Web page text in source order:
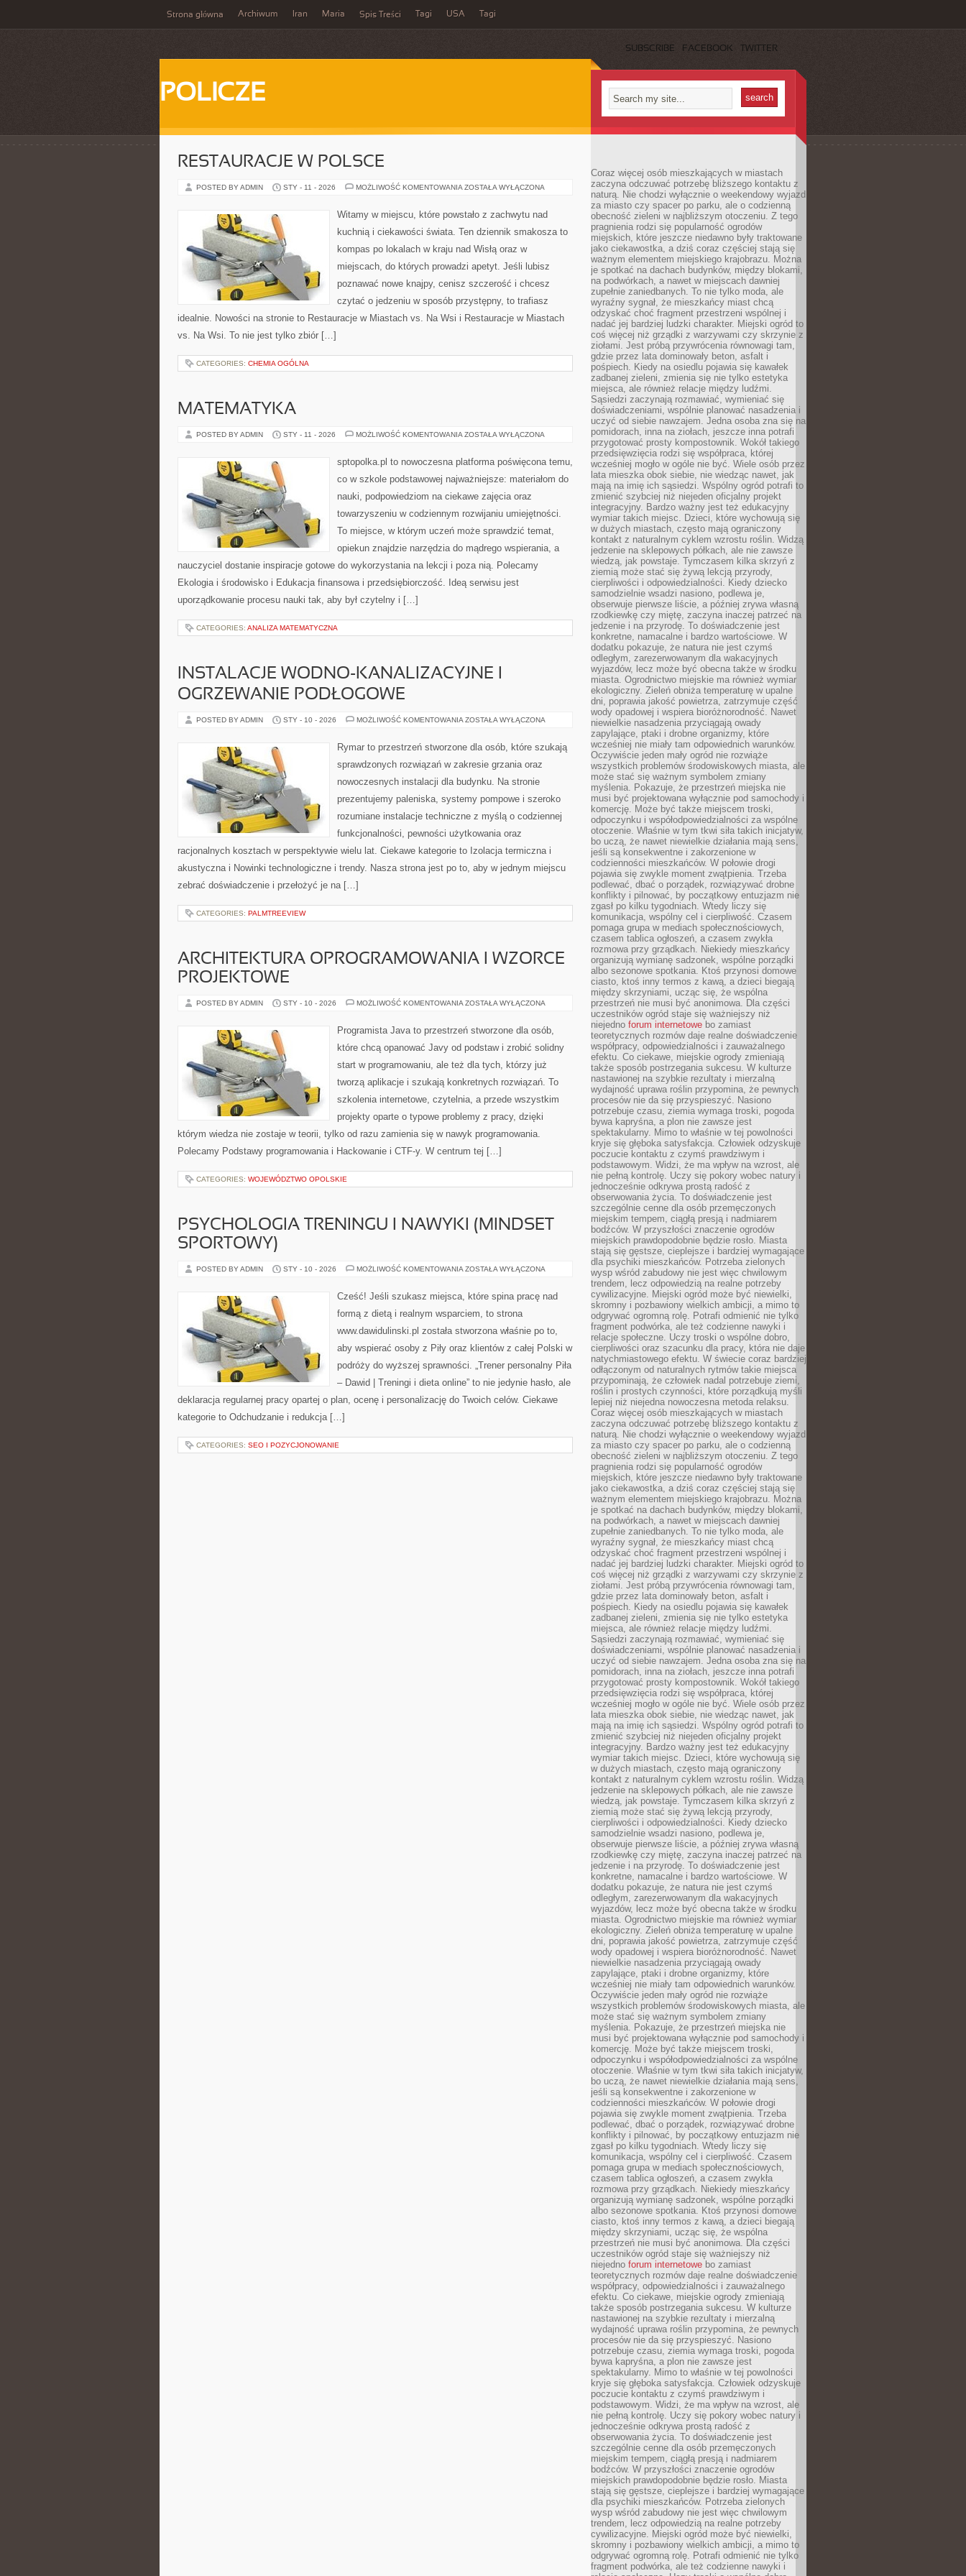
Strona główna Archiwum Iran Maria Spis Treści Tagi USA Tagi
SUBSCRIBE FACEBOOK TWITTER
POLICZE
RESTAURACJE W POLSCE
POSTED BY ADMIN STY - 11 - 2026 MOŻLIWOŚĆ KOMENTOWANIA RESTAURACJE
ZOSTAŁA WYŁĄCZONA
Witamy w miejscu, które powstało z zachwytu nad
kuchnią i ciekawości świata. Ten dziennik smakosza to
kompas po lokalach w kraju nad Wisłą oraz w
miejscach, do których prowadzi apetyt. Jeśli lubisz
poznawać nowe knajpy, cenisz szczerość i chcesz
czytać o jedzeniu w sposób przystępny, to trafiasz
idealnie. Nowości na stronie to Restauracje w Miastach vs. Na Wsi i Restauracje w Miastach
vs. Na Wsi. To nie jest tylko zbiór […]
CATEGORIES: CHEMIA OGÓLNA
MATEMATYKA
POSTED BY ADMIN STY - 11 - 2026 MOŻLIWOŚĆ KOMENTOWANIA MATEMATYKA
ZOSTAŁA WYŁĄCZONA
sptopolka.pl to nowoczesna platforma poświęcona temu,
co w szkole podstawowej najważniejsze: materiałom do
nauki, podpowiedziom na ciekawe zajęcia oraz
towarzyszeniu w codziennym rozwijaniu umiejętności.
To miejsce, w którym uczeń może sprawdzić temat,
opiekun znajdzie narzędzia do mądrego wspierania, a
nauczyciel dostanie inspiracje gotowe do wykorzystania na lekcji i poza nią. Polecamy
Ekologia i środowisko i Edukacja finansowa i przedsiębiorczość. Ideą serwisu jest
uporządkowanie procesu nauki tak, aby był czytelny i […]
CATEGORIES: ANALIZA MATEMATYCZNA
INSTALACJE WODNO-KANALIZACYJNE I
OGRZEWANIE PODŁOGOWE
POSTED BY ADMIN STY - 10 - 2026 MOŻLIWOŚĆ KOMENTOWANIA INSTALACJE
OGRZEWANIE
ZOSTAŁA WYŁĄCZONA
Rymar to przestrzeń stworzone dla osób, które szukają
sprawdzonych rozwiązań w zakresie grzania oraz
nowoczesnych instalacji dla budynku. Na stronie
prezentujemy paleniska, systemy pompowe i szeroko
rozumiane instalacje techniczne z myślą o codziennej
funkcjonalności, pewności użytkowania oraz
racjonalnych kosztach w perspektywie wielu lat. Ciekawe kategorie to Izolacja termiczna i
akustyczna i Nowinki technologiczne i trendy. Nasza strona jest po to, aby w jednym miejscu
zebrać doświadczenie i przełożyć je na […]
CATEGORIES: PALMTREEVIEW
ARCHITEKTURA OPROGRAMOWANIA I WZORCE
PROJEKTOWE
POSTED BY ADMIN STY - 10 - 2026 MOŻLIWOŚĆ KOMENTOWANIA ARCHITEKTURA
WZORCE
PROJEKTOWE
ZOSTAŁA WYŁĄCZONA
Programista Java to przestrzeń stworzone dla osób,
które chcą opanować Javy od podstaw i zrobić solidny
start w programowaniu, ale też dla tych, którzy już
tworzą aplikacje i szukają konkretnych rozwiązań. To
szkolenia internetowe, czytelnia, a przede wszystkim
projekty oparte o typowe problemy z pracy, dzięki
którym wiedza nie zostaje w teorii, tylko od razu zamienia się w nawyk programowania.
Polecamy Podstawy programowania i Hackowanie i CTF-y. W centrum tej […]
CATEGORIES: WOJEWÓDZTWO OPOLSKIE
PSYCHOLOGIA TRENINGU I NAWYKI (MINDSET
SPORTOWY)
POSTED BY ADMIN STY - 10 - 2026 MOŻLIWOŚĆ KOMENTOWANIA PSYCHOLOGIA
NAWYKI
(MINDSET
ZOSTAŁA WYŁĄCZONA
Cześć! Jeśli szukasz miejsca, które spina pracę nad
formą z dietą i realnym wsparciem, to strona
www.dawidulinski.pl została stworzona właśnie po to,
aby wspierać osoby z Piły oraz klientów z całej Polski w
podróży do wyższej sprawności. „Trener personalny Piła
– Dawid | Treningi i dieta online” to nie jedynie hasło, ale
deklaracja regularnej pracy opartej o plan, ocenę i personalizację do Twoich celów. Ciekawe
kategorie to Odchudzanie i redukcja […]
CATEGORIES: SEO I POZYCJONOWANIE
Coraz więcej osób mieszkających w miastach
zaczyna odczuwać potrzebę bliższego kontaktu z
naturą. Nie chodzi wyłącznie o weekendowy wyjazd
za miasto czy spacer po parku, ale o codzienną
obecność zieleni w najbliższym otoczeniu. Z tego
pragnienia rodzi się popularność ogrodów
miejskich, które jeszcze niedawno były traktowane
jako ciekawostka, a dziś coraz częściej stają się
ważnym elementem miejskiego krajobrazu. Można
je spotkać na dachach budynków, między blokami,
na podwórkach, a nawet w miejscach dawniej
zupełnie zaniedbanych. To nie tylko moda, ale
wyraźny sygnał, że mieszkańcy miast chcą
odzyskać choć fragment przestrzeni wspólnej i
nadać jej bardziej ludzki charakter. Miejski ogród to
coś więcej niż grządki z warzywami czy skrzynie z
ziołami. Jest próbą przywrócenia równowagi tam,
gdzie przez lata dominowały beton, asfalt i
pośpiech. Kiedy na osiedlu pojawia się kawałek
zadbanej zieleni, zmienia się nie tylko estetyka
miejsca, ale również relacje między ludźmi.
Sąsiedzi zaczynają rozmawiać, wymieniać się
doświadczeniami, wspólnie planować nasadzenia i
uczyć od siebie nawzajem. Jedna osoba zna się na
pomidorach, inna na ziołach, jeszcze inna potrafi
przygotować prosty kompostownik. Wokół takiego
przedsięwzięcia rodzi się współpraca, której
wcześniej mogło w ogóle nie być. Wiele osób przez
lata mieszka obok siebie, nie wiedząc nawet, jak
mają na imię ich sąsiedzi. Wspólny ogród potrafi to
zmienić szybciej niż niejeden oficjalny projekt
integracyjny. Bardzo ważny jest też edukacyjny
wymiar takich miejsc. Dzieci, które wychowują się
w dużych miastach, często mają ograniczony
kontakt z naturalnym cyklem wzrostu roślin. Widzą
jedzenie na sklepowych półkach, ale nie zawsze
wiedzą, jak powstaje. Tymczasem kilka skrzyń z
ziemią może stać się żywą lekcją przyrody,
cierpliwości i odpowiedzialności. Kiedy dziecko
samodzielnie wsadzi nasiono, podlewa je,
obserwuje pierwsze liście, a później zrywa własną
rzodkiewkę czy miętę, zaczyna inaczej patrzeć na
jedzenie i na przyrodę. To doświadczenie jest
konkretne, namacalne i bardzo wartościowe. W
dodatku pokazuje, że natura nie jest czymś
odległym, zarezerwowanym dla wakacyjnych
wyjazdów, lecz może być obecna także w środku
miasta. Ogrodnictwo miejskie ma również wymiar
ekologiczny. Zieleń obniża temperaturę w upalne
dni, poprawia jakość powietrza, zatrzymuje część
wody opadowej i wspiera bioróżnorodność. Nawet
niewielkie nasadzenia przyciągają owady
zapylające, ptaki i drobne organizmy, które
wcześniej nie miały tam odpowiednich warunków.
Oczywiście jeden mały ogród nie rozwiąże
wszystkich problemów środowiskowych miasta, ale
może stać się ważnym symbolem zmiany
myślenia. Pokazuje, że przestrzeń miejska nie
musi być projektowana wyłącznie pod samochody i
komercję. Może być także miejscem troski,
odpoczynku i współodpowiedzialności za wspólne
otoczenie. Właśnie w tym tkwi siła takich inicjatyw,
bo uczą, że nawet niewielkie działania mają sens,
jeśli są konsekwentne i zakorzenione w
codzienności mieszkańców. W połowie drogi
pojawia się zwykle moment zwątpienia. Trzeba
podlewać, dbać o porządek, rozwiązywać drobne
konflikty i pilnować, by początkowy entuzjazm nie
zgasł po kilku tygodniach. Wtedy liczy się
komunikacja, wspólny cel i cierpliwość. Czasem
pomaga grupa w mediach społecznościowych,
czasem tablica ogłoszeń, a czasem zwykła
rozmowa przy grządkach. Niekiedy mieszkańcy
organizują wymianę sadzonek, wspólne porządki
albo sezonowe spotkania. Ktoś przynosi domowe
ciasto, ktoś inny termos z kawą, a dzieci biegają
między skrzyniami, ucząc się, że wspólna
przestrzeń nie musi być anonimowa. Dla części
uczestników ogród staje się ważniejszy niż
niejedno forum internetowe bo zamiast
teoretycznych rozmów daje realne doświadczenie
współpracy, odpowiedzialności i zauważalnego
efektu. Co ciekawe, miejskie ogrody zmieniają
także sposób postrzegania sukcesu. W kulturze
nastawionej na szybkie rezultaty i mierzalną
wydajność uprawa roślin przypomina, że pewnych
procesów nie da się przyspieszyć. Nasiono
potrzebuje czasu, ziemia wymaga troski, pogoda
bywa kapryśna, a plon nie zawsze jest
spektakularny. Mimo to właśnie w tej powolności
kryje się głęboka satysfakcja. Człowiek odzyskuje
poczucie kontaktu z czymś prawdziwym i
podstawowym. Widzi, że ma wpływ na wzrost, ale
nie pełną kontrolę. Uczy się pokory wobec natury i
jednocześnie odkrywa prostą radość z
obserwowania życia. To doświadczenie jest
szczególnie cenne dla osób przemęczonych
miejskim tempem, ciągłą presją i nadmiarem
bodźców. W przyszłości znaczenie ogrodów
miejskich prawdopodobnie będzie rosło. Miasta
stają się gęstsze, cieplejsze i bardziej wymagające
dla psychiki mieszkańców. Potrzeba zielonych
wysp wśród zabudowy nie jest więc chwilowym
trendem, lecz odpowiedzią na realne potrzeby
cywilizacyjne. Miejski ogród może być niewielki,
skromny i pozbawiony wielkich ambicji, a mimo to
odgrywać ogromną rolę. Potrafi odmienić nie tylko
fragment podwórka, ale też codzienne nawyki i
relacje społeczne. Uczy troski o wspólne dobro,
cierpliwości oraz szacunku dla pracy, która nie daje
natychmiastowego efektu. W świecie coraz bardziej
odłączonym od naturalnych rytmów takie miejsca
przypominają, że człowiek nadal potrzebuje ziemi,
roślin i prostych czynności, które porządkują myśli
lepiej niż niejedna nowoczesna metoda relaksu.
Coraz więcej osób mieszkających w miastach
zaczyna odczuwać potrzebę bliższego kontaktu z
naturą. Nie chodzi wyłącznie o weekendowy wyjazd
za miasto czy spacer po parku, ale o codzienną
obecność zieleni w najbliższym otoczeniu. Z tego
pragnienia rodzi się popularność ogrodów
miejskich, które jeszcze niedawno były traktowane
jako ciekawostka, a dziś coraz częściej stają się
ważnym elementem miejskiego krajobrazu. Można
je spotkać na dachach budynków, między blokami,
na podwórkach, a nawet w miejscach dawniej
zupełnie zaniedbanych. To nie tylko moda, ale
wyraźny sygnał, że mieszkańcy miast chcą
odzyskać choć fragment przestrzeni wspólnej i
nadać jej bardziej ludzki charakter. Miejski ogród to
coś więcej niż grządki z warzywami czy skrzynie z
ziołami. Jest próbą przywrócenia równowagi tam,
gdzie przez lata dominowały beton, asfalt i
pośpiech. Kiedy na osiedlu pojawia się kawałek
zadbanej zieleni, zmienia się nie tylko estetyka
miejsca, ale również relacje między ludźmi.
Sąsiedzi zaczynają rozmawiać, wymieniać się
doświadczeniami, wspólnie planować nasadzenia i
uczyć od siebie nawzajem. Jedna osoba zna się na
pomidorach, inna na ziołach, jeszcze inna potrafi
przygotować prosty kompostownik. Wokół takiego
przedsięwzięcia rodzi się współpraca, której
wcześniej mogło w ogóle nie być. Wiele osób przez
lata mieszka obok siebie, nie wiedząc nawet, jak
mają na imię ich sąsiedzi. Wspólny ogród potrafi to
zmienić szybciej niż niejeden oficjalny projekt
integracyjny. Bardzo ważny jest też edukacyjny
wymiar takich miejsc. Dzieci, które wychowują się
w dużych miastach, często mają ograniczony
kontakt z naturalnym cyklem wzrostu roślin. Widzą
jedzenie na sklepowych półkach, ale nie zawsze
wiedzą, jak powstaje. Tymczasem kilka skrzyń z
ziemią może stać się żywą lekcją przyrody,
cierpliwości i odpowiedzialności. Kiedy dziecko
samodzielnie wsadzi nasiono, podlewa je,
obserwuje pierwsze liście, a później zrywa własną
rzodkiewkę czy miętę, zaczyna inaczej patrzeć na
jedzenie i na przyrodę. To doświadczenie jest
konkretne, namacalne i bardzo wartościowe. W
dodatku pokazuje, że natura nie jest czymś
odległym, zarezerwowanym dla wakacyjnych
wyjazdów, lecz może być obecna także w środku
miasta. Ogrodnictwo miejskie ma również wymiar
ekologiczny. Zieleń obniża temperaturę w upalne
dni, poprawia jakość powietrza, zatrzymuje część
wody opadowej i wspiera bioróżnorodność. Nawet
niewielkie nasadzenia przyciągają owady
zapylające, ptaki i drobne organizmy, które
wcześniej nie miały tam odpowiednich warunków.
Oczywiście jeden mały ogród nie rozwiąże
wszystkich problemów środowiskowych miasta, ale
może stać się ważnym symbolem zmiany
myślenia. Pokazuje, że przestrzeń miejska nie
musi być projektowana wyłącznie pod samochody i
komercję. Może być także miejscem troski,
odpoczynku i współodpowiedzialności za wspólne
otoczenie. Właśnie w tym tkwi siła takich inicjatyw,
bo uczą, że nawet niewielkie działania mają sens,
jeśli są konsekwentne i zakorzenione w
codzienności mieszkańców. W połowie drogi
pojawia się zwykle moment zwątpienia. Trzeba
podlewać, dbać o porządek, rozwiązywać drobne
konflikty i pilnować, by początkowy entuzjazm nie
zgasł po kilku tygodniach. Wtedy liczy się
komunikacja, wspólny cel i cierpliwość. Czasem
pomaga grupa w mediach społecznościowych,
czasem tablica ogłoszeń, a czasem zwykła
rozmowa przy grządkach. Niekiedy mieszkańcy
organizują wymianę sadzonek, wspólne porządki
albo sezonowe spotkania. Ktoś przynosi domowe
ciasto, ktoś inny termos z kawą, a dzieci biegają
między skrzyniami, ucząc się, że wspólna
przestrzeń nie musi być anonimowa. Dla części
uczestników ogród staje się ważniejszy niż
niejedno forum internetowe bo zamiast
teoretycznych rozmów daje realne doświadczenie
współpracy, odpowiedzialności i zauważalnego
efektu. Co ciekawe, miejskie ogrody zmieniają
także sposób postrzegania sukcesu. W kulturze
nastawionej na szybkie rezultaty i mierzalną
wydajność uprawa roślin przypomina, że pewnych
procesów nie da się przyspieszyć. Nasiono
potrzebuje czasu, ziemia wymaga troski, pogoda
bywa kapryśna, a plon nie zawsze jest
spektakularny. Mimo to właśnie w tej powolności
kryje się głęboka satysfakcja. Człowiek odzyskuje
poczucie kontaktu z czymś prawdziwym i
podstawowym. Widzi, że ma wpływ na wzrost, ale
nie pełną kontrolę. Uczy się pokory wobec natury i
jednocześnie odkrywa prostą radość z
obserwowania życia. To doświadczenie jest
szczególnie cenne dla osób przemęczonych
miejskim tempem, ciągłą presją i nadmiarem
bodźców. W przyszłości znaczenie ogrodów
miejskich prawdopodobnie będzie rosło. Miasta
stają się gęstsze, cieplejsze i bardziej wymagające
dla psychiki mieszkańców. Potrzeba zielonych
wysp wśród zabudowy nie jest więc chwilowym
trendem, lecz odpowiedzią na realne potrzeby
cywilizacyjne. Miejski ogród może być niewielki,
skromny i pozbawiony wielkich ambicji, a mimo to
odgrywać ogromną rolę. Potrafi odmienić nie tylko
fragment podwórka, ale też codzienne nawyki i